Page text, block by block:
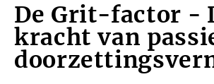
De Grit-factor -
kracht van